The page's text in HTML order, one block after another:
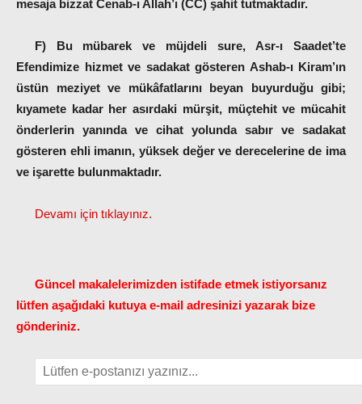
mesaja bizzat Cenab-ı Allah’ı (CC) şahit tutmaktadır.
F) Bu mübarek ve müjdeli sure, Asr-ı Saadet’te
Efendimize hizmet ve sadakat gösteren Ashab-ı Kiram’ın
üstün meziyet ve mükâfatlarını beyan buyurduğu gibi;
kıyamete kadar her asırdaki mürşit, müçtehit ve mücahit
önderlerin yanında ve cihat yolunda sabır ve sadakat
gösteren ehli imanın, yüksek değer ve derecelerine de ima
ve işarette bulunmaktadır.
Devamı için tıklayınız.
Güncel makalelerimizden istifade etmek istiyorsanız
lütfen aşağıdaki kutuya e-mail adresinizi yazarak bize
gönderiniz.